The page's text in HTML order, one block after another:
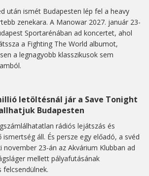
után ismét Budapesten lép fel a heavy
zenekara. A Manowar 2027. január 23-
Sportarénában ad koncertet, ahol
a Fighting The World albumot,
a legnagyobb klasszikusok sem
letöltésnál jár a Save Tonight
Budapesten
rádiós lejátszás és
áll. És persze egy előadó, a svéd
november 23-án az Akvárium Klubban ad
mellett pályafutásának